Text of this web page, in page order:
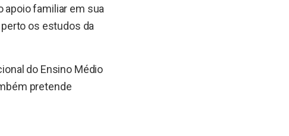
apoio familiar em sua
os estudos da
do Ensino Médio
pretende